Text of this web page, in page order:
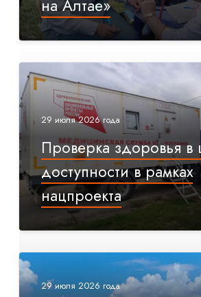
на Алтае»
29 июля 2026 года
Проверка здоровья в
доступности в рамках
нацпроекта
29 июля 2026 года